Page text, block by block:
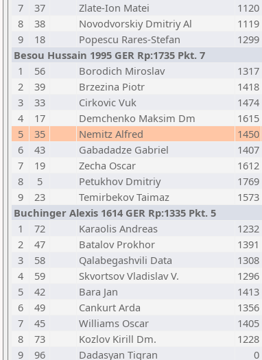
7
37 Zlate-Ion Matei 1120
8
38 Novodvorskiy Dmitriy Al 1119
9
18 Popescu Rares-Stefan 1299
Besou Hussain 1995 GER Rp:1735 Pkt. 7
1
56 Borodich Miroslav 1317
2
39 Brzezina Piotr 1418
3
33 Cirkovic Vuk 1474
4
17 Demchenko Maksim Dm 1615
5
35 Nemitz Alfred 1450
6
43 Gabadadze Gabriel 1407
7
19 Zecha Oscar 1612
8
5 Petukhov Dmitriy 1769
9
23 Temirbekov Taimaz 1573
Buchinger Alexis 1614 GER Rp:1335 Pkt. 5
1
72 Karaolis Andreas 1232
2
47 Batalov Prokhor 1391
3
58 Qalabegashvili Data 1308
4
59 Skvortsov Vladislav V. 1296
5
42 Bara Jan 1413
6
49 Cankurt Arda 1356
7
45 Williams Oscar 1405
8
73 Kozlov Kirill Dm. 1228
9
96 Dadasyan Tigran 0